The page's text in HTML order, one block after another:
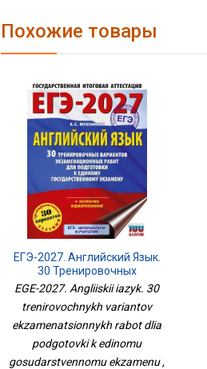
Похожие товары
ЕГЭ-2027. Английский Язык.
30 Тренировочных
Вариантов
Экзаменационных Работ
Для Подготовки К Единому
Государственному Экзамену
EGE-2027. Angliiskii iazyk. 30
trenirovochnykh variantov
ekzamenatsionnykh rabot dlia
podgotovki k edinomu
gosudarstvennomu ekzamenu ,